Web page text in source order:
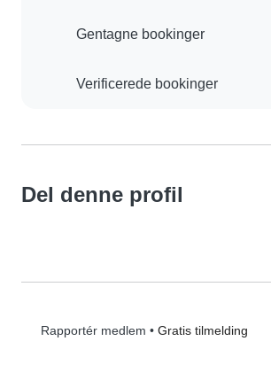
Gentagne bookinger
Verificerede bookinger
Del denne profil
Rapportér medlem • Gratis tilmelding